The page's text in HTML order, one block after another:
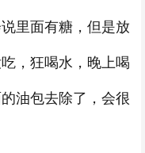
里面有糖，但是放
，狂喝水，晚上喝
油包去除了，会很